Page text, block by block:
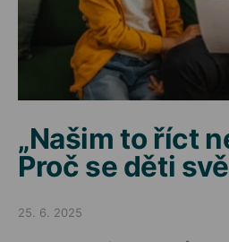
„Našim to říct
Proč se děti
Posted on
25. 6. 2025